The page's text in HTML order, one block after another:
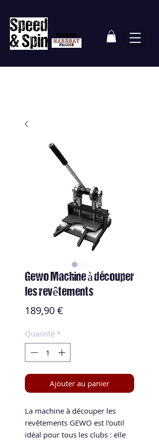
Partenaire
Gewo Machine à découper
les revêtements
189,90 €
Quantité *
Ajouter au panier
La machine à découper les
revêtements GEWO est l'outil
idéal pour tous les clubs : elle